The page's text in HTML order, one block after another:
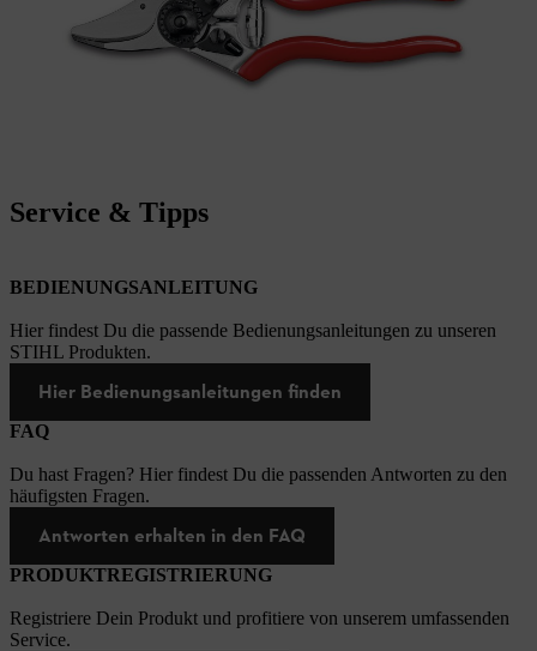
Service & Tipps
BEDIENUNGSANLEITUNG
Hier findest Du die passende Bedienungsanleitungen zu unseren
STIHL Produkten.
Hier Bedienungsanleitungen finden
FAQ
Du hast Fragen? Hier findest Du die passenden Antworten zu den
häufigsten Fragen.
Antworten erhalten in den FAQ
PRODUKTREGISTRIERUNG
Registriere Dein Produkt und profitiere von unserem umfassenden
Service.